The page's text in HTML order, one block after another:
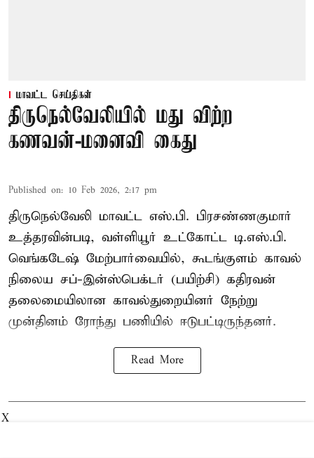
மாவட்ட செய்திகள்
திருநெல்வேலியில் மது விற்ற
கணவன்-மனைவி கைது
Published on: 10 Feb 2026, 2:17 pm
திருநெல்வேலி மாவட்ட எஸ்.பி. பிரசண்ணகுமார்
உத்தரவின்படி, வள்ளியூர் உட்கோட்ட டி.எஸ்.பி.
வெங்கடேஷ் மேற்பார்வையில், கூடங்குளம் காவல்
நிலைய சப்-இன்ஸ்பெக்டர் (பயிற்சி) கதிரவன்
தலைமையிலான காவல்துறையினர் நேற்று
முன்தினம் ரோந்து பணியில் ஈடுபட்டிருந்தனர்.
Read More
X